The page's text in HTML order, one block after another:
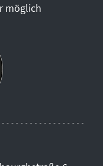
möglich